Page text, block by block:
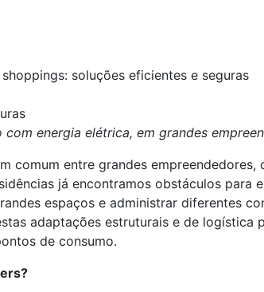
soluções eficientes e seguras
energia elétrica, em grandes
comum entre grandes
já encontramos obstáculos para
espaços e administrar diferentes
adaptações estruturais e de logística
de consumo.